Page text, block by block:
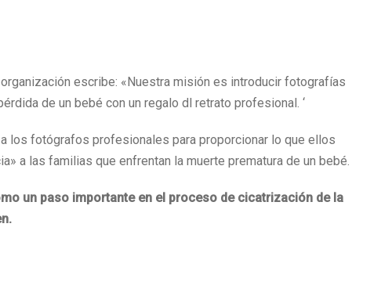
escribe: «Nuestra misión es introducir fotografías
de un bebé con un regalo dl retrato profesional. ‘
los fotógrafos profesionales para proporcionar lo que ellos
a las familias que enfrentan la muerte prematura de un bebé.
un paso importante en el proceso de cicatrización de la